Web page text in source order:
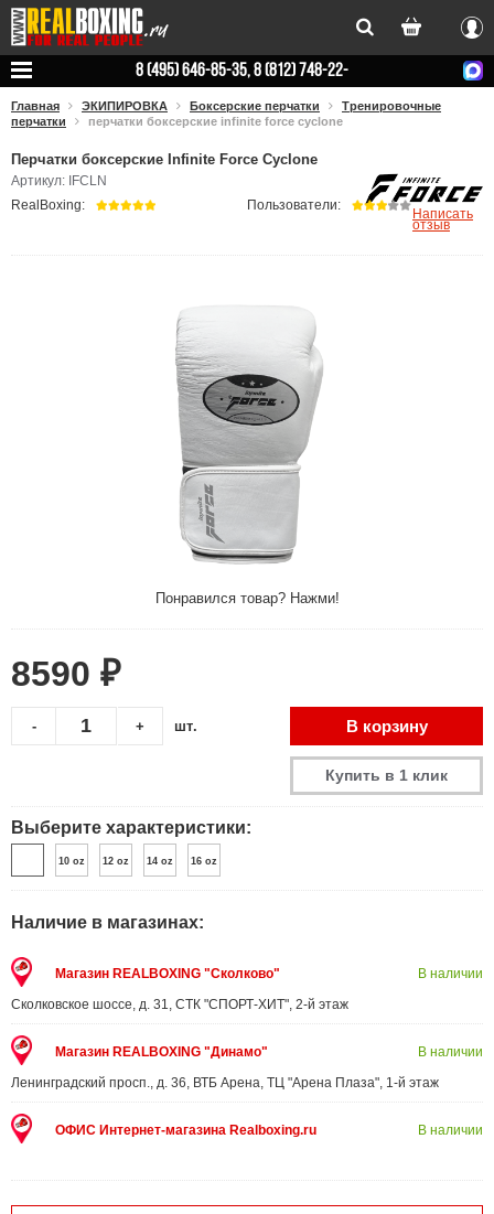
Вход
8 (495) 646-85-35, 8 (812) 748-22-
Главная ЭКИПИРОВКА Боксерские перчатки
Тренировочные
перчатки
перчатки боксерские infinite force cyclone
Перчатки боксерские Infinite Force Cyclone
Артикул: IFCLN
Понравился товар? Нажми!
RealBoxing: Пользователи:
Написать
отзыв
8590 ₽
+
- шт. В корзину
Купить в 1 клик
Выберите характеристики:
10 oz 12 oz 14 oz 16 oz
Наличие в магазинах:
Магазин REALBOXING "Сколково"
Сколковское шоссе, д. 31, СТК "СПОРТ-ХИТ", 2-й этаж
В наличии
Магазин REALBOXING "Динамо"
Ленинградский просп., д. 36, ВТБ Арена, ТЦ "Арена Плаза", 1-й этаж
В наличии
ОФИС Интернет-магазина Realboxing.ru В наличии